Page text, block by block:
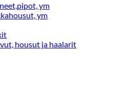
ym
ym
housut ja haalarit